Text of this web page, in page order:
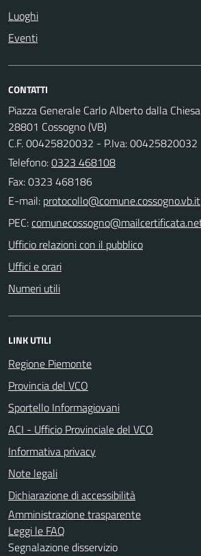
Luoghi
Eventi
CONTATTI
Piazza Generale Carlo Alberto dalla Chiesa
28801 Cossogno (VB)
C.F. 00425820032 - P.Iva: 00425820032
Telefono:0323 468108
Fax: 0323 468186
E-mail:
PEC:
Ufficio relazioni con il pubblico
Uffici e orari
Numeri utili
LINK UTILI
Regione Piemonte
Provincia del VCO
Sportello Informagiovani
ACI - Ufficio Provinciale del VCO
Informativa privacy
Note legali
Dichiarazione di accessibilità
Amministrazione trasparente
Leggi le FAQ
Segnalazione disservizio